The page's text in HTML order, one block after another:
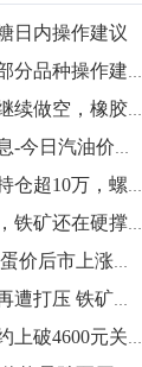
日内操作建议
风起云涌资产：商品期货部分品种操作建议（焦炭，豆油，PTA，乙二醇）
国海良时南宁：螺纹铁矿继续做空，橡胶走势适合离场
今天汽油价格调整最新消息-今日汽油价格查询（2019年8月29日）
风起云涌资产：永安银河持仓超10万，螺纹上演多空激战
独孤金圣：螺纹弱势背后，铁矿还在硬撑这是为什么？
猪价创新高刺激蛋价走强 蛋价后市上涨空间如何？
铁矿石期货策略：螺纹钢再遭打压 铁矿石弱势跟跌
四根大阳线！沪银主力合约上破4600元关口